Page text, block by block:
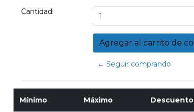
Cantidad:
← Seguir comprando
Mínimo Máximo Descuento